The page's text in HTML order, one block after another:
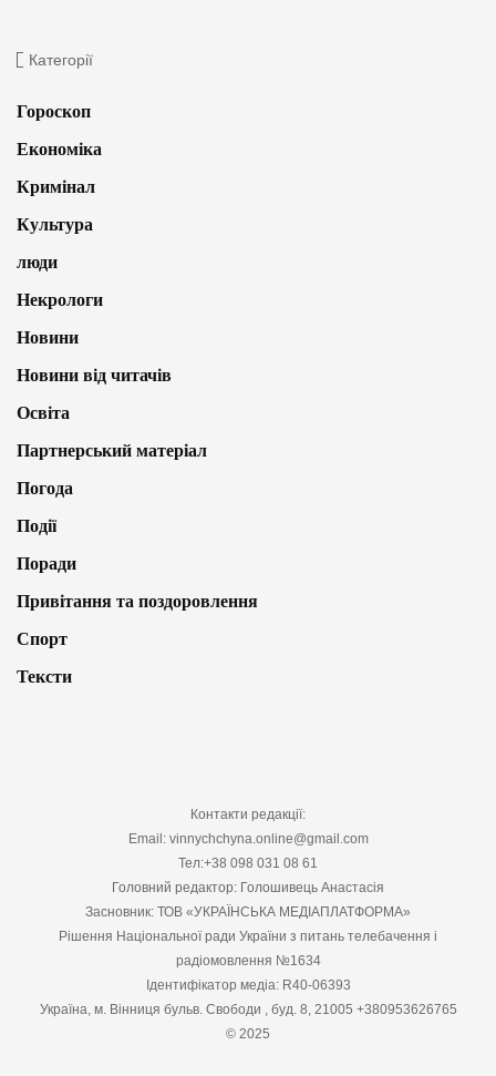
Категорії
Гороскоп
Економіка
Кримінал
Культура
люди
Некрологи
Новини
Новини від читачів
Освіта
Партнерський матеріал
Погода
Події
Поради
Привітання та поздоровлення
Спорт
Тексти
Контакти редакції:
Email: vinnychchyna.online@gmail.com
Тел:+38 098 031 08 61
Головний редактор: Голошивець Анастасія
Засновник: ТОВ «УКРАЇНСЬКА МЕДІАПЛАТФОРМА»
Рішення Національної ради України з питань телебачення і
радіомовлення №1634
Ідентифікатор медіа: R40-06393
Україна, м. Вінниця бульв. Свободи , буд. 8, 21005 +380953626765
© 2025